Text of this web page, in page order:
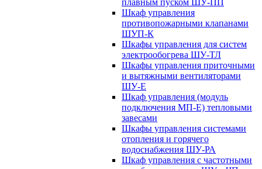
плавным пуском ШУ-ПП
Шкаф управления
противопожарными клапанами
ШУП-К
Шкафы управления для систем
электрообогрева ШУ-ТЛ
Шкафы управления приточными
и вытяжными вентиляторами
ШУ-Е
Шкаф управления (модуль
подключения МП-Е) тепловыми
завесами
Шкафы управления системами
отопления и горячего
водоснабжения ШУ-РА
Шкаф управления с частотными